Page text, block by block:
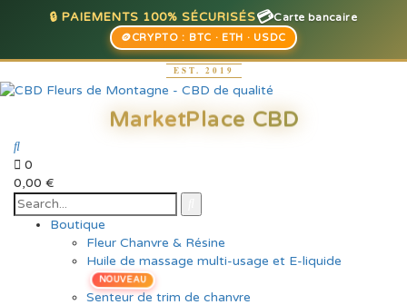
🔒 PAIEMENTS 100% SÉCURISÉS💳Carte bancaire
🪙CRYPTO : BTC · ETH · USDC
0
0,00 €
Boutique
Fleur Chanvre & Résine
Huile de massage multi-usage et E-liquide
NOUVEAU
Senteur de trim de chanvre